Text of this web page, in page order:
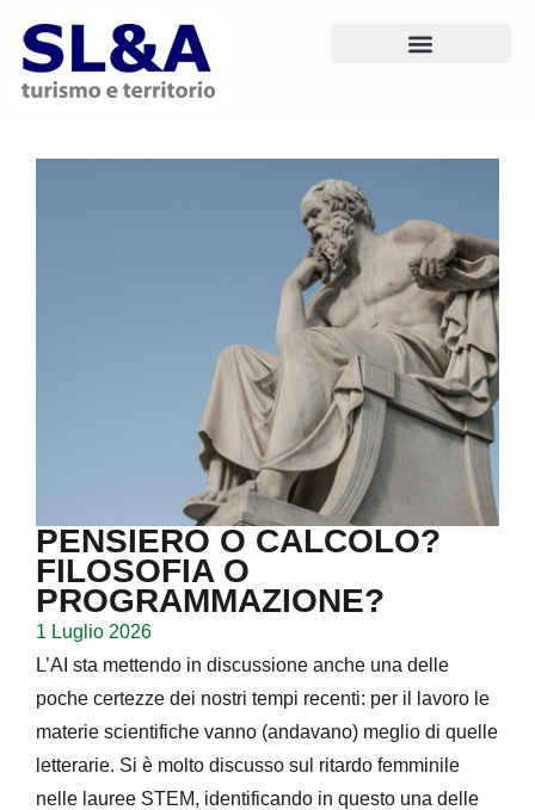
PENSIERO O CALCOLO?
FILOSOFIA O
PROGRAMMAZIONE?
1 Luglio 2026
L’AI sta mettendo in discussione anche una delle
poche certezze dei nostri tempi recenti: per il lavoro le
materie scientifiche vanno (andavano) meglio di quelle
letterarie. Si è molto discusso sul ritardo femminile
nelle lauree STEM, identificando in questo una delle